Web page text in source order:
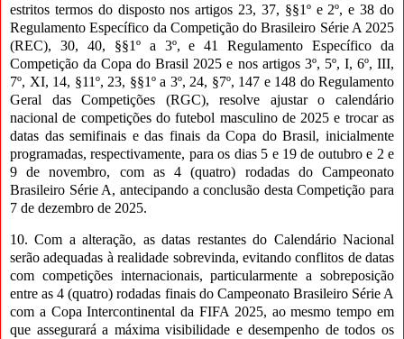
estritos termos do disposto nos artigos 23, 37, §§1º e 2º, e 38 do
Regulamento Específico da Competição do Brasileiro Série A 2025
(REC), 30, 40, §§1º a 3º, e 41 Regulamento Específico da
Competição da Copa do Brasil 2025 e nos artigos 3º, 5º, I, 6º, III,
7º, XI, 14, §11º, 23, §§1º a 3º, 24, §7º, 147 e 148 do Regulamento
Geral das Competições (RGC), resolve ajustar o calendário
nacional de competições do futebol masculino de 2025 e trocar as
datas das semifinais e das finais da Copa do Brasil, inicialmente
programadas, respectivamente, para os dias 5 e 19 de outubro e 2 e
9 de novembro, com as 4 (quatro) rodadas do Campeonato
Brasileiro Série A, antecipando a conclusão desta Competição para
7 de dezembro de 2025.
10. Com a alteração, as datas restantes do Calendário Nacional
serão adequadas à realidade sobrevinda, evitando conflitos de datas
com competições internacionais, particularmente a sobreposição
entre as 4 (quatro) rodadas finais do Campeonato Brasileiro Série A
com a Copa Intercontinental da FIFA 2025, ao mesmo tempo em
que assegurará a máxima visibilidade e desempenho de todos os